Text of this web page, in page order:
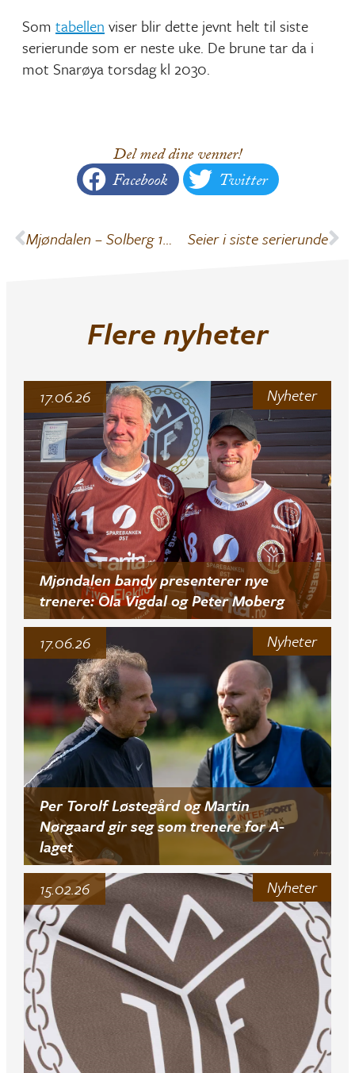
Som tabellen viser blir dette jevnt helt til siste
serierunde som er neste uke. De brune tar da i
mot Snarøya torsdag kl 2030.
Del med dine venner!
Facebook Twitter
Mjøndalen – Solberg 12-6 (5-4) Seier i siste serierunde
Flere nyheter
Nyheter
Mjøndalen bandy presenterer nye
trenere: Ola Vigdal og Peter Moberg
17.06.26
Nyheter
Per Torolf Løstegård og Martin
Nørgaard gir seg som trenere for A-
laget
17.06.26
Nyheter
15.02.26